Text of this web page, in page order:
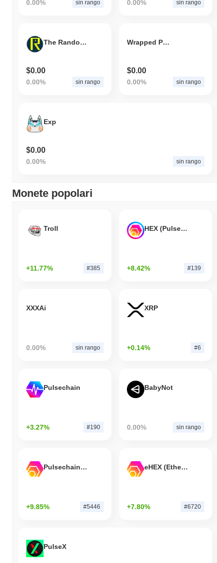
0.00% sin rango 0.00% sin rango
The RandomDAO
$0.00
0.00% sin rango
Wrapped Paw
$0.00
0.00% sin rango
Exp
$0.00
0.00% sin rango
Monete popolari
Troll
+11.77% #385
HEX (Pulsechain)
+8.42% #139
XXXAi
0.00% sin rango
XRP
+0.14% #6
Pulsechain
+3.27% #190
BabyNot
0.00% sin rango
Pulsechain Bridged HEX (Pulsechain)
+9.85% #5446
eHEX (Ethereum)
+7.80% #6720
PulseX